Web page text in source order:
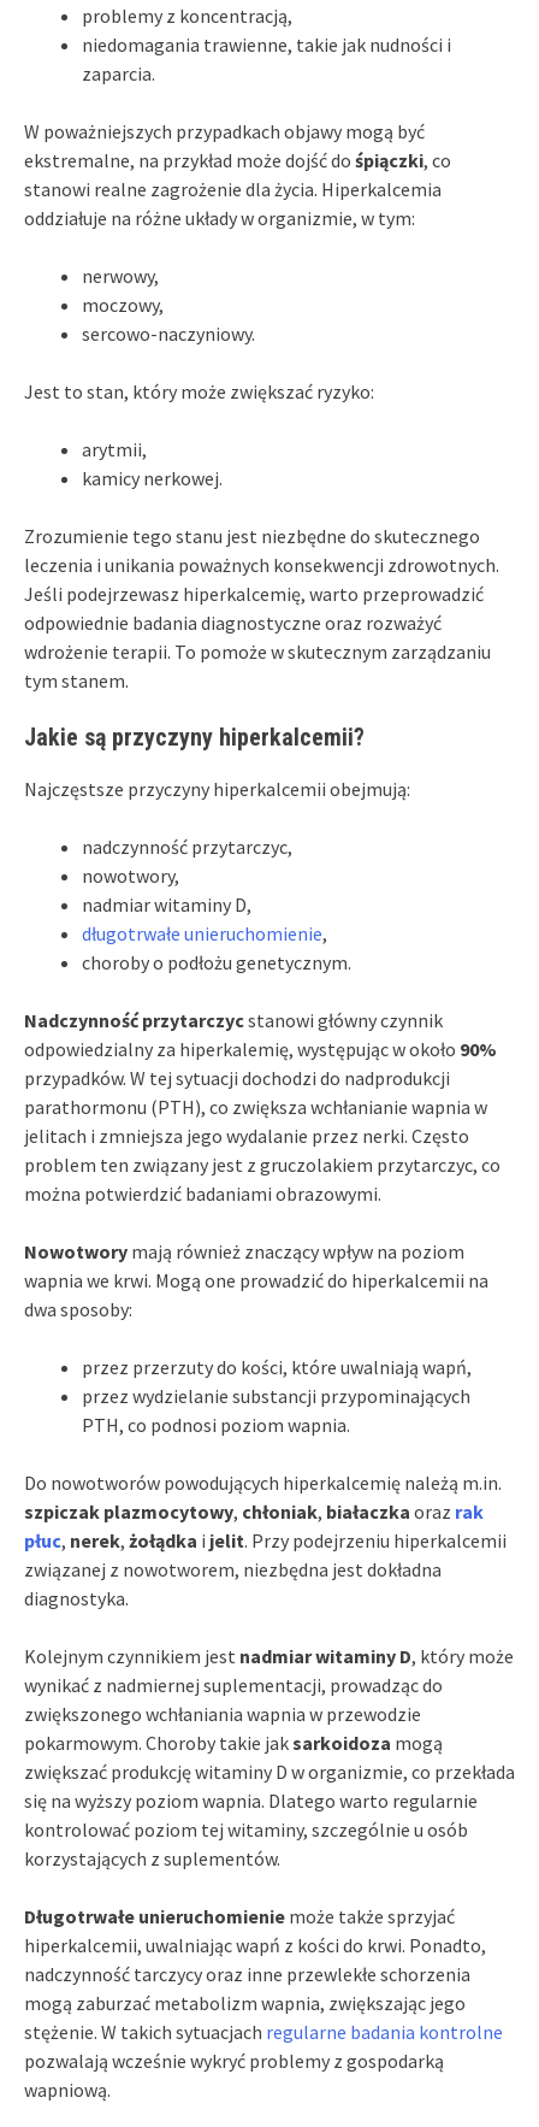
problemy z koncentracją,
niedomagania trawienne, takie jak nudności i
zaparcia.
W poważniejszych przypadkach objawy mogą być
ekstremalne, na przykład może dojść do śpiączki, co
stanowi realne zagrożenie dla życia. Hiperkalcemia
oddziałuje na różne układy w organizmie, w tym:
nerwowy,
moczowy,
sercowo-naczyniowy.
Jest to stan, który może zwiększać ryzyko:
arytmii,
kamicy nerkowej.
Zrozumienie tego stanu jest niezbędne do skutecznego
leczenia i unikania poważnych konsekwencji zdrowotnych.
Jeśli podejrzewasz hiperkalcemię, warto przeprowadzić
odpowiednie badania diagnostyczne oraz rozważyć
wdrożenie terapii. To pomoże w skutecznym zarządzaniu
tym stanem.
Jakie są przyczyny hiperkalcemii?
Najczęstsze przyczyny hiperkalcemii obejmują:
nadczynność przytarczyc,
nowotwory,
nadmiar witaminy D,
długotrwałe unieruchomienie,
choroby o podłożu genetycznym.
Nadczynność przytarczycstanowi główny czynnik
odpowiedzialny za hiperkalemię, występując w około 90%
przypadków. W tej sytuacji dochodzi do nadprodukcji
parathormonu (PTH), co zwiększa wchłanianie wapnia w
jelitach i zmniejsza jego wydalanie przez nerki. Często
problem ten związany jest z gruczolakiem przytarczyc, co
można potwierdzić badaniami obrazowymi.
Nowotwory mają również znaczący wpływ na poziom
wapnia we krwi. Mogą one prowadzić do hiperkalcemii na
dwa sposoby:
przez przerzuty do kości, które uwalniają wapń,
przez wydzielanie substancji przypominających
PTH, co podnosi poziom wapnia.
Do nowotworów powodujących hiperkalcemię należą m.in.
szpiczak plazmocytowy, chłoniak, białaczka oraz rak
płuc, nerek, żołądka i jelit. Przy podejrzeniu hiperkalcemii
związanej z nowotworem, niezbędna jest dokładna
diagnostyka.
Kolejnym czynnikiem jest nadmiar witaminy D, który może
wynikać z nadmiernej suplementacji, prowadząc do
zwiększonego wchłaniania wapnia w przewodzie
pokarmowym. Choroby takie jaksarkoidoza mogą
zwiększać produkcję witaminy D w organizmie, co przekłada
się na wyższy poziom wapnia. Dlatego warto regularnie
kontrolować poziom tej witaminy, szczególnie u osób
korzystających z suplementów.
Długotrwałe unieruchomienie może także sprzyjać
hiperkalcemii, uwalniając wapń z kości do krwi. Ponadto,
nadczynność tarczycy oraz inne przewlekłe schorzenia
mogą zaburzać metabolizm wapnia, zwiększając jego
stężenie. W takich sytuacjach regularne badania kontrolne
pozwalają wcześnie wykryć problemy z gospodarką
wapniową.